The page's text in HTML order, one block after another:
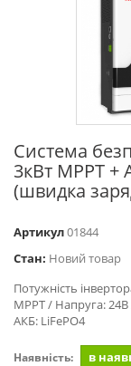
Система
3кВт MPPT +
(швидка
Артикул01844
Стан: Новий товар
Потужність
MPPT / Напруга:
АКБ: LiFePO4
Наявність: в